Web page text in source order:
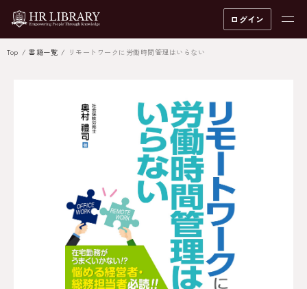
ログイン
Top 書籍一覧 リモートワークに労働時間管理はいらない